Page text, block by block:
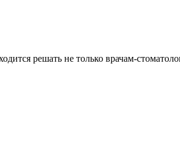
решать не только врачам-